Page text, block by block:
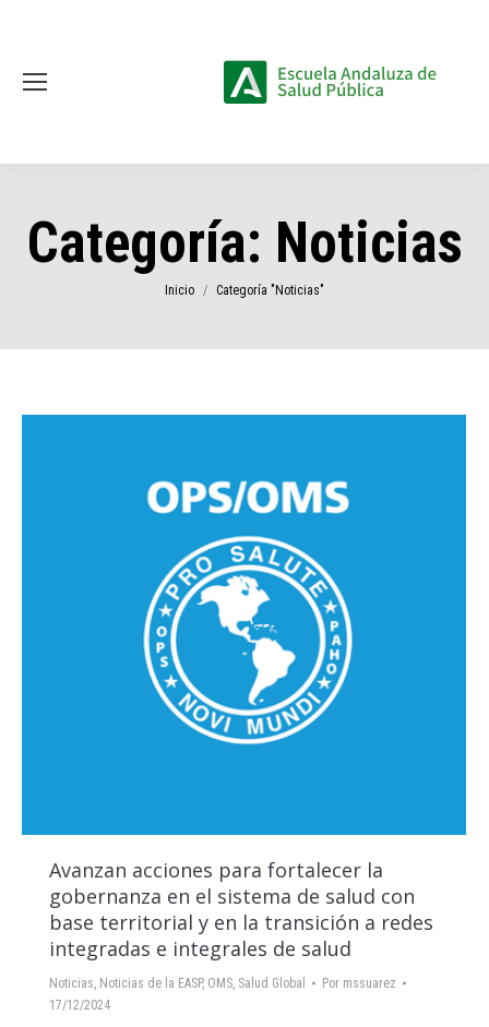
Categoría: Noticias
Estás aquí:
Inicio Categoría "Noticias"
Avanzan acciones para fortalecer la
gobernanza en el sistema de salud con
base territorial y en la transición a redes
integradas e integrales de salud
Noticias Noticias de la EASP, OMS Salud Global Por mssuarez
17/12/2024